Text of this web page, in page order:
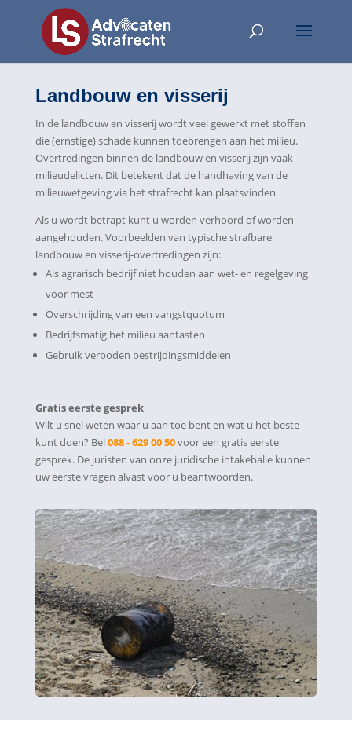
Landbouw en visserij
In de landbouw en visserij wordt veel gewerkt met stoffen
die (ernstige) schade kunnen toebrengen aan het milieu.
Overtredingen binnen de landbouw en visserij zijn vaak
milieudelicten. Dit betekent dat de handhaving van de
milieuwetgeving via het strafrecht kan plaatsvinden.
Als u wordt betrapt kunt u worden verhoord of worden
aangehouden. Voorbeelden van typische strafbare
landbouw en visserij-overtredingen zijn:
Als agrarisch bedrijf niet houden aan wet- en regelgeving
voor mest
Overschrijding van een vangstquotum
Bedrijfsmatig het milieu aantasten
Gebruik verboden bestrijdingsmiddelen
Gratis eerste gesprek
Wilt u snel weten waar u aan toe bent en wat u het beste
kunt doen? Bel088 - 629 00 50voor een gratis eerste
gesprek. De juristen van onze juridische intakebalie kunnen
uw eerste vragen alvast voor u beantwoorden.